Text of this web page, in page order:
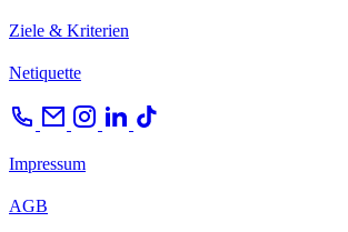
Ziele & Kriterien
Netiquette
Impressum
AGB